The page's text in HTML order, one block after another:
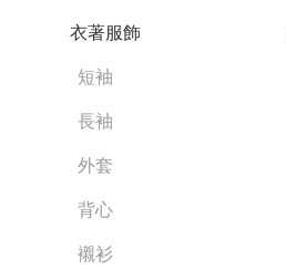
衣著服飾
短袖
長袖
外套
背心
襯衫